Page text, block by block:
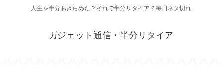
人生を半分あきらめた？それで半分リタイア？毎日ネタ切れ
ガジェット通信・半分リタイア